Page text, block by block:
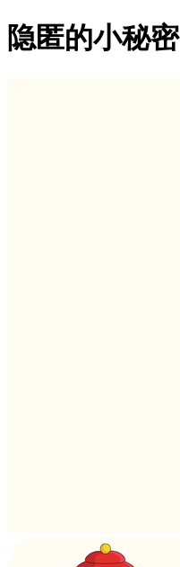
隐匿的小秘密